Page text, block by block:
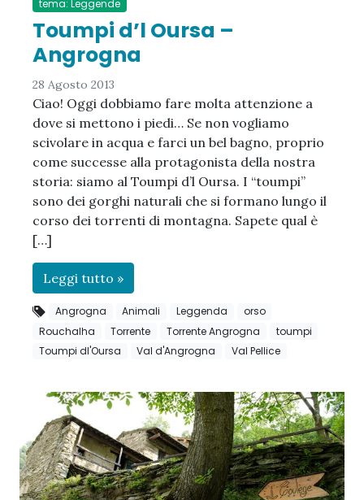
tema: Leggende
Toumpi d’l Oursa –
Angrogna
28 Agosto 2013
Ciao! Oggi dobbiamo fare molta attenzione a
dove si mettono i piedi… Se non vogliamo
scivolare in acqua e farci un bel bagno, proprio
come successe alla protagonista della nostra
storia: siamo al Toumpi d’l Oursa. I “toumpi”
sono dei gorghi naturali che si formano lungo il
corso dei torrenti di montagna. Sapete qual è
[…]
Leggi tutto »
Angrogna Animali Leggenda
orso
Rouchalha
Torrente Torrente Angrogna
toumpi
Toumpi dl'Oursa
Val d'Angrogna Val Pellice